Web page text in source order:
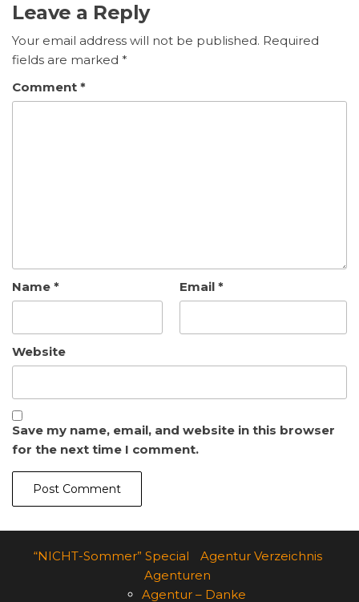
Leave a Reply
Your email address will not be published. Required
fields are marked *
Comment *
Name * Email *
Website
Save my name, email, and website in this browser
for the next time I comment.
“NICHT-Sommer” Special
Agentur Verzeichnis
Agenturen
Agentur – Danke